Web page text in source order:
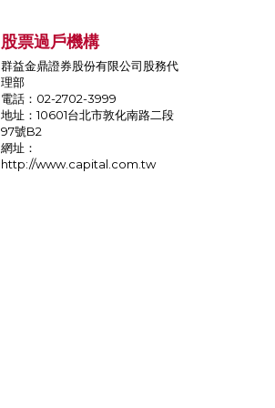
股票過戶機構
群益金鼎證券股份有限公司股務代
理部
電話：02-2702-3999
地址：10601台北市敦化南路二段
97號B2
網址：
http://www.capital.com.tw